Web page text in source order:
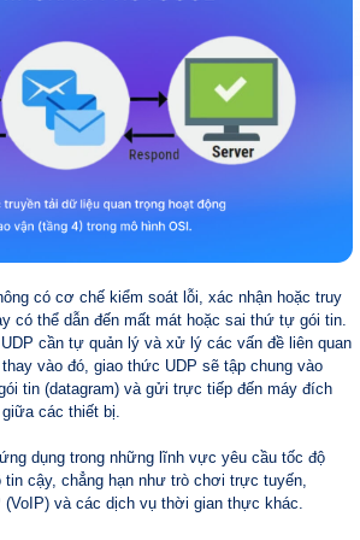
có cơ chế kiểm soát lỗi, xác nhận hoặc truy
có thể dẫn đến mất mát hoặc sai thứ tự gói tin.
cần tự quản lý và xử lý các vấn đề liên quan
vào đó, giao thức UDP sẽ tập chung vào
tin (datagram) và gửi trực tiếp đến máy đích
các thiết bị.
dụng trong những lĩnh vực yêu cầu tốc độ
tin cậy, chẳng hạn như trò chơi trực tuyến,
(VoIP) và các dịch vụ thời gian thực khác.